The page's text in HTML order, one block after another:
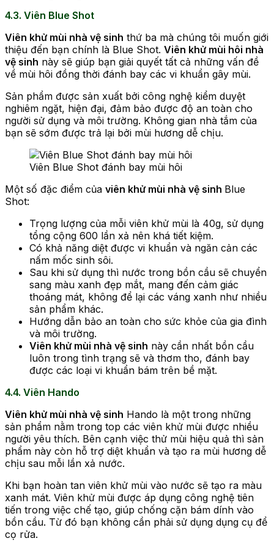
4.3. Viên Blue Shot
Viên khử mùi nhà vệ sinh thứ ba mà chúng tôi muốn giới
thiệu đến bạn chính là Blue Shot. Viên khử mùi hôi nhà
vệ sinh này sẽ giúp bạn giải quyết tất cả những vấn đề
về mùi hôi đồng thời đánh bay các vi khuẩn gây mùi.
Sản phẩm được sản xuất bởi công nghệ kiểm duyệt
nghiêm ngặt, hiện đại, đảm bảo được độ an toàn cho
người sử dụng và môi trường. Không gian nhà tắm của
bạn sẽ sớm được trả lại bởi mùi hương dễ chịu.
Viên Blue Shot đánh bay mùi hôi
Một số đặc điểm của viên khử mùi nhà vệ sinh Blue
Shot:
Trọng lượng của mỗi viên khử mùi là 40g, sử dụng
tổng cộng 600 lần xả nên khá tiết kiệm.
Có khả năng diệt được vi khuẩn và ngăn cản các
nấm mốc sinh sôi.
Sau khi sử dụng thì nước trong bồn cầu sẽ chuyển
sang màu xanh đẹp mắt, mang đến cảm giác
thoáng mát, không để lại các váng xanh như nhiều
sản phẩm khác.
Hướng dẫn bảo an toàn cho sức khỏe của gia đình
và môi trường.
Viên khử mùi nhà vệ sinh này cần nhất bồn cầu
luôn trong tình trạng sẽ và thơm tho, đánh bay
được các loại vi khuẩn bám trên bề mặt.
4.4. Viên Hando
Viên khử mùi nhà vệ sinh Hando là một trong những
sản phẩm nằm trong top các viên khử mùi được nhiều
người yêu thích. Bên cạnh việc thử mùi hiệu quả thì sản
phẩm này còn hỗ trợ diệt khuẩn và tạo ra mùi hương dễ
chịu sau mỗi lần xả nước.
Khi bạn hoàn tan viên khử mùi vào nước sẽ tạo ra màu
xanh mát. Viên khử mùi được áp dụng công nghệ tiên
tiến trong việc chế tạo, giúp chống cặn bám dính vào
bồn cầu. Từ đó bạn không cần phải sử dụng dụng cụ để
cọ rửa.